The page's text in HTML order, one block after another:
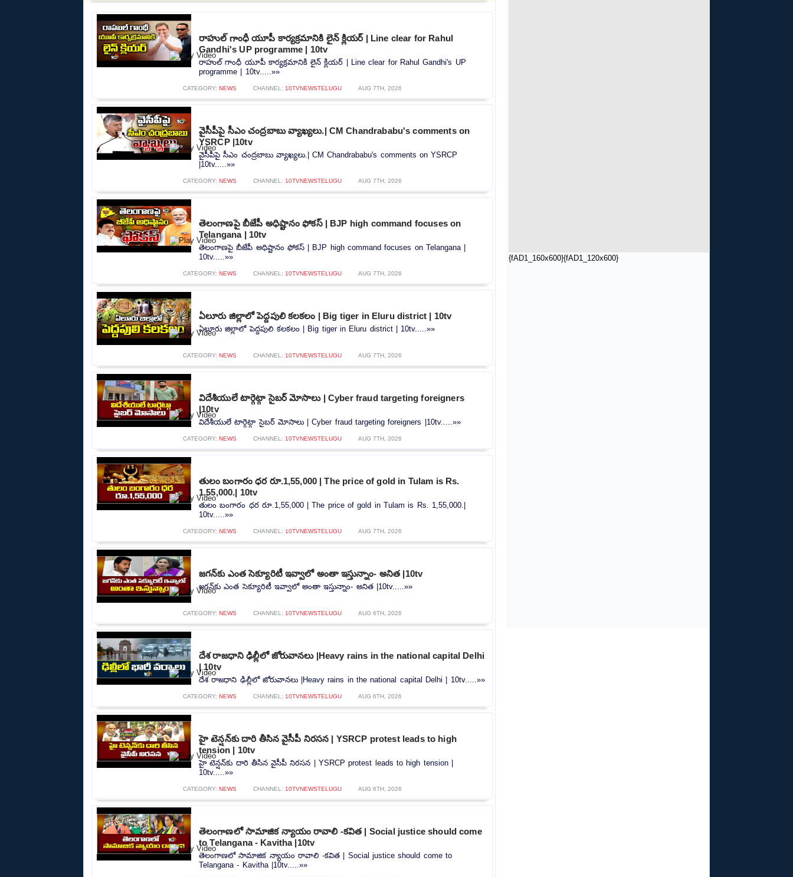
{fAD1_160x600}{fAD1_120x600}
రాహుల్ గాంధీ యూపీ కార్యక్రమానికి లైన్ క్లియర్ | Line clear for Rahul
Gandhi's UP programme | 10tv
రాహుల్ గాంధీ యూపీ కార్యక్రమానికి లైన్ క్లియర్ | Line clear for Rahul Gandhi's UP
programme | 10tv.....»»
CATEGORY: NEWS CHANNEL: 10TVNEWSTELUGU AUG 7TH, 2026
వైసీపీపై సీఎం చంద్రబాబు వ్యాఖ్యలు.| CM Chandrababu's comments on
YSRCP |10tv
వైసీపీపై సీఎం చంద్రబాబు వ్యాఖ్యలు.| CM Chandrababu's comments on YSRCP
|10tv.....»»
CATEGORY: NEWS CHANNEL: 10TVNEWSTELUGU AUG 7TH, 2026
తెలంగాణపై బీజేపీ అధిష్టానం ఫోకస్ | BJP high command focuses on
Telangana | 10tv
తెలంగాణపై బీజేపీ అధిష్టానం ఫోకస్ | BJP high command focuses on Telangana |
10tv.....»»
CATEGORY: NEWS CHANNEL: 10TVNEWSTELUGU AUG 7TH, 2026
ఏలూరు జిల్లాలో పెద్దపులి కలకలం | Big tiger in Eluru district | 10tv
ఏలూరు జిల్లాలో పెద్దపులి కలకలం | Big tiger in Eluru district | 10tv.....»»
CATEGORY: NEWS CHANNEL: 10TVNEWSTELUGU AUG 7TH, 2026
విదేశీయులే టార్గెట్గా సైబర్ మోసాలు | Cyber ​​fraud targeting foreigners
|10tv
విదేశీయులే టార్గెట్గా సైబర్ మోసాలు | Cyber ​​fraud targeting foreigners |10tv.....»»
CATEGORY: NEWS CHANNEL: 10TVNEWSTELUGU AUG 7TH, 2026
తులం బంగారం ధర రూ.1,55,000 | The price of gold in Tulam is Rs.
1,55,000.| 10tv
తులం బంగారం ధర రూ.1,55,000 | The price of gold in Tulam is Rs. 1,55,000.|
10tv.....»»
CATEGORY: NEWS CHANNEL: 10TVNEWSTELUGU AUG 7TH, 2026
జగన్‌కు ఎంత సెక్యూరిటీ ఇవ్వాలో అంతా ఇస్తున్నాం- అనిత |10tv
జగన్‌కు ఎంత సెక్యూరిటీ ఇవ్వాలో అంతా ఇస్తున్నాం- అనిత |10tv.....»»
CATEGORY: NEWS CHANNEL: 10TVNEWSTELUGU AUG 6TH, 2026
దేశ రాజధాని ఢిల్లీలో జోరువానలు |Heavy rains in the national capital Delhi
| 10tv
దేశ రాజధాని ఢిల్లీలో జోరువానలు |Heavy rains in the national capital Delhi | 10tv.....»»
CATEGORY: NEWS CHANNEL: 10TVNEWSTELUGU AUG 6TH, 2026
హై టెన్షన్‌కు దారి తీసిన వైసీపీ నిరసన | YSRCP protest leads to high
tension | 10tv
హై టెన్షన్‌కు దారి తీసిన వైసీపీ నిరసన | YSRCP protest leads to high tension |
10tv.....»»
CATEGORY: NEWS CHANNEL: 10TVNEWSTELUGU AUG 6TH, 2026
తెలంగాణలో సామాజిక న్యాయం రావాలి -కవిత | Social justice should come
to Telangana - Kavitha |10tv
తెలంగాణలో సామాజిక న్యాయం రావాలి -కవిత | Social justice should come to
Telangana - Kavitha |10tv.....»»